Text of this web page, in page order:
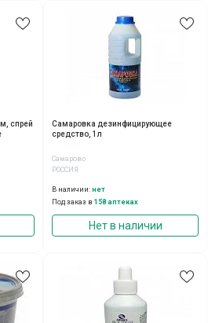
спрей
Самаровка дезинфицирующее
средство, 1л
Самарово
РОССИЯ
В наличии: нет
Под заказ в 158 аптеках
Нет в наличии